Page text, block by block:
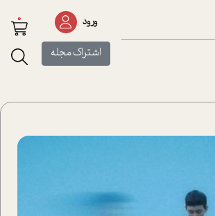
ورود
اشتراک مجله
0